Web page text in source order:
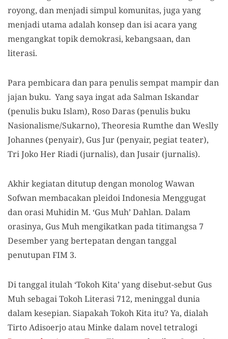
royong, dan menjadi simpul komunitas, juga yang
menjadi utama adalah konsep dan isi acara yang
mengangkat topik demokrasi, kebangsaan, dan
literasi.
Para pembicara dan para penulis sempat mampir dan
jajan buku. Yang saya ingat ada Salman Iskandar
(penulis buku Islam), Roso Daras (penulis buku
Nasionalisme/Sukarno), Theoresia Rumthe dan Weslly
Johannes (penyair), Gus Jur (penyair, pegiat teater),
Tri Joko Her Riadi (jurnalis), dan Jusair (jurnalis).
Akhir kegiatan ditutup dengan monolog Wawan
Sofwan membacakan pleidoi Indonesia Menggugat
dan orasi Muhidin M. ‘Gus Muh’ Dahlan. Dalam
orasinya, Gus Muh mengikatkan pada titimangsa 7
Desember yang bertepatan dengan tanggal
penutupan FIM 3.
Di tanggal itulah ‘Tokoh Kita’ yang disebut-sebut Gus
Muh sebagai Tokoh Literasi 712, meninggal dunia
dalam kesepian. Siapakah Tokoh Kita itu? Ya, dialah
Tirto Adisoerjo atau Minke dalam novel tetralogi